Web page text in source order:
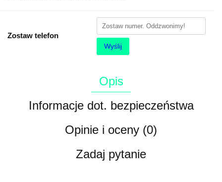
Zostaw telefon
Wyślij
Opis
Informacje dot. bezpieczeństwa
Opinie i oceny (0)
Zadaj pytanie